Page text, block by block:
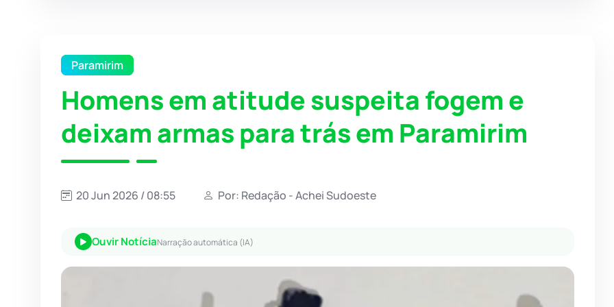
Paramirim
Homens em atitude suspeita fogem e
deixam armas para trás em Paramirim
20 Jun 2026 / 08:55 Por: Redação - Achei Sudoeste
Ouvir NotíciaNarração automática (IA)